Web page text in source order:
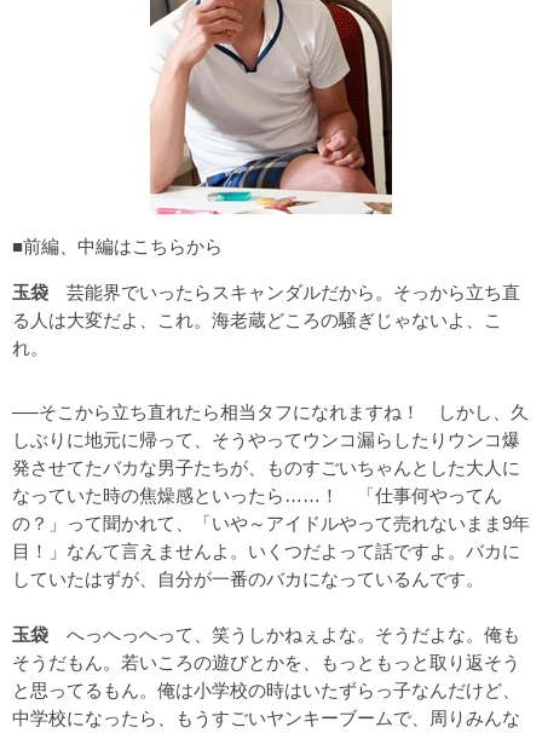
■前編 中編はこちらから
玉袋 芸能界でいったらスキャンダルだから。そっから立ち直
る人は大変だよ、これ。海老蔵どころの騒ぎじゃないよ、こ
れ。
──そこから立ち直れたら相当タフになれますね！ しかし、久
しぶりに地元に帰って、そうやってウンコ漏らしたりウンコ爆
発させてたバカな男子たちが、ものすごいちゃんとした大人に
なっていた時の焦燥感といったら……！ 「仕事何やってん
の？」って聞かれて、「いや～アイドルやって売れないまま9年
目！」なんて言えませんよ。いくつだよって話ですよ。バカに
していたはずが、自分が一番のバカになっているんです。
玉袋 へっへっへって、笑うしかねぇよな。そうだよな。俺も
そうだもん。若いころの遊びとかを、もっともっと取り返そう
と思ってるもん。俺は小学校の時はいたずらっ子なんだけど、
中学校になったら、もうすごいヤンキーブームで、周りみんな